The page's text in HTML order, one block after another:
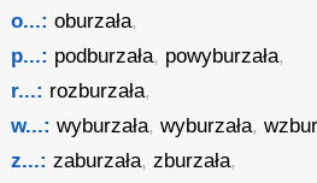
o...: oburzała,
p...: podburzała, powyburzała,
r...: rozburzała,
w...: wyburzała,wyburzała,
z...: zaburzała,zburzała,